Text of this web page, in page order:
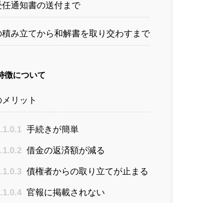
通知書の送付まで
み立てから和解書を取り交わすまで
徴について
リット
手続きが簡単
借金の返済額が減る
債権者からの取り立てが止まる
官報に掲載されない